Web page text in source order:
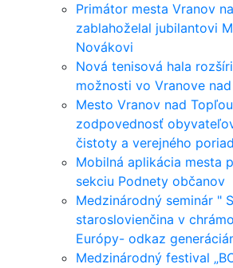
Primátor mesta Vranov
zablahoželal jubilantovi
Novákovi
Nová tenisová hala
možnosti vo Vranove
Mesto Vranov nad
zodpovednosť
čistoty a verejného
Mobilná aplikácia mesta
sekciu Podnety občanov
Medzinárodný seminár "
staroslovienčina v
Európy- odkaz
Medzinárodný festival